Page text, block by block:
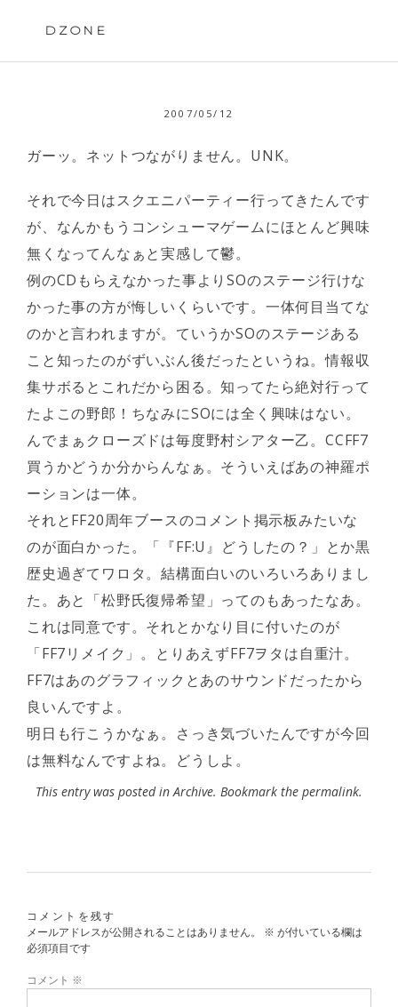
DZONE
2007/05/12
ガーッ。ネットつながりません。UNK。
それで今日はスクエニパーティー行ってきたんです
が、なんかもうコンシューマゲームにほとんど興味
無くなってんなぁと実感して鬱。
例のCDもらえなかった事よりSOのステージ行けな
かった事の方が悔しいくらいです。一体何目当てな
のかと言われますが。ていうかSOのステージある
こと知ったのがずいぶん後だったというね。情報収
集サボるとこれだから困る。知ってたら絶対行って
たよこの野郎！ちなみにSOには全く興味はない。
んでまぁクローズドは毎度野村シアター乙。CCFF7
買うかどうか分からんなぁ。そういえばあの神羅ポ
ーションは一体。
それとFF20周年ブースのコメント掲示板みたいな
のが面白かった。「『FF:U』どうしたの？」とか黒
歴史過ぎてワロタ。結構面白いのいろいろありまし
た。あと「松野氏復帰希望」ってのもあったなあ。
これは同意です。それとかなり目に付いたのが
「FF7リメイク」。とりあえずFF7ヲタは自重汁。
FF7はあのグラフィックとあのサウンドだったから
良いんですよ。
明日も行こうかなぁ。さっき気づいたんですが今回
は無料なんですよね。どうしよ。
This entry was posted inArchive. Bookmark the permalink.
コメントを残す
メールアドレスが公開されることはありません。
※ が付いている欄は
必須項目です
コメント ※